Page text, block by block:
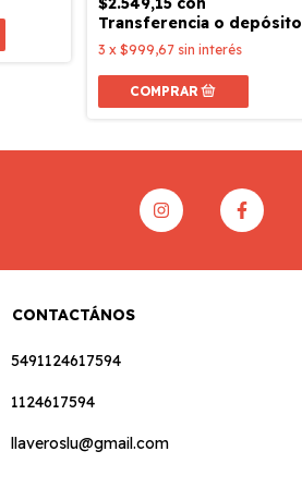
Transferencia o depósito
3 x$999,67 sin interés
CONTACTÁNOS
5491124617594
1124617594
llaveroslu@gmail.com